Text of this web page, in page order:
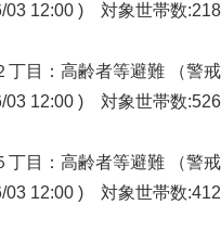
03 12:00 ) 対象世帯数
丁目：高齢者等避難 （警
03 12:00 ) 対象世帯数
丁目：高齢者等避難 （警
03 12:00 ) 対象世帯数